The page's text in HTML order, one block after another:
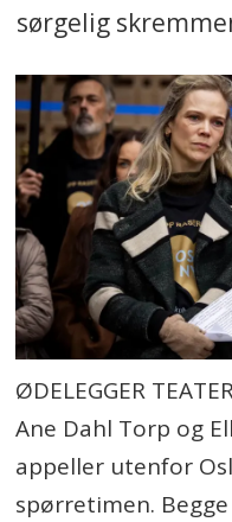
sørgelig
ØDELEGGER
Ane Dahl Torp og
appeller utenfor
spørretimen.